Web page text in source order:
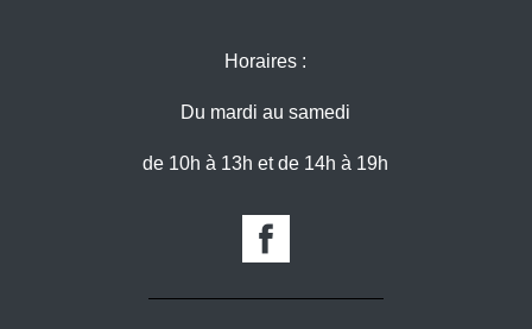
Horaires :
Du mardi au samedi
de 10h à 13h et de 14h à 19h